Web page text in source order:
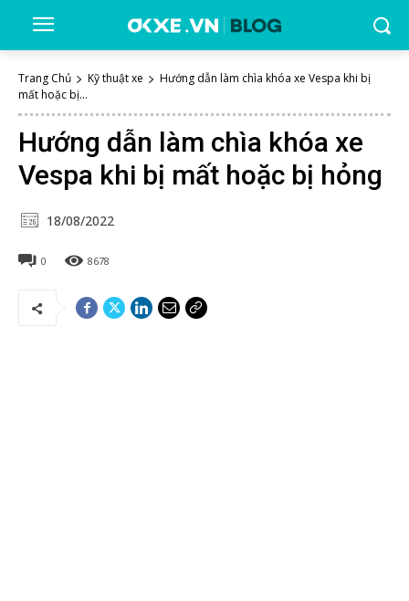
Trang Chủ Kỹ thuật xe
Hướng dẫn làm chìa khóa xe Vespa khi bị
mất hoặc bị...
Hướng dẫn làm chìa khóa xe
Vespa khi bị mất hoặc bị hỏng
18/08/2022
0 8678